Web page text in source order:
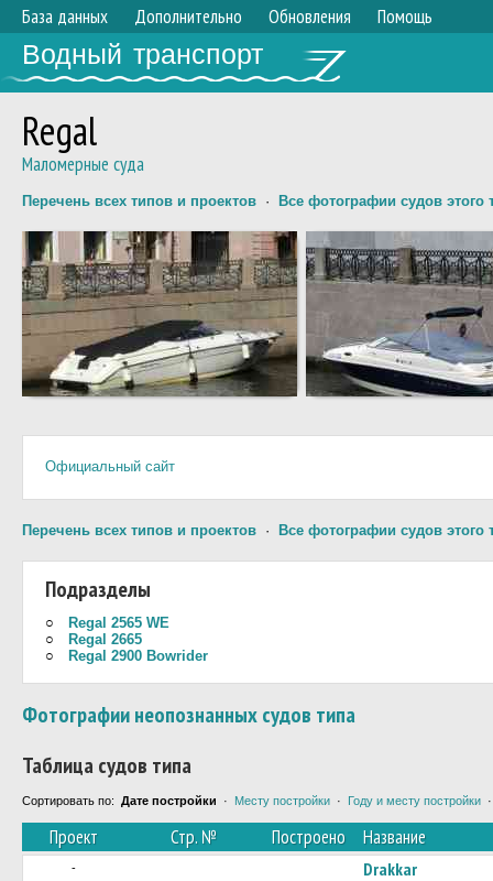
База данных Дополнительно Обновления Помощь
Водный транспорт
Regal
Маломерные суда
Перечень всех типов и проектов · Все фотографии судов этого
Официальный сайт
Перечень всех типов и проектов · Все фотографии судов этого
Подразделы
○
Regal 2565 WE
○
Regal 2665
○
Regal 2900 Bowrider
Фотографии неопознанных судов типа
Таблица судов типа
Сортировать по: Дате постройки · Месту постройки · Году и месту постройки
Проект Стр. № Построено Название
- Drakkar